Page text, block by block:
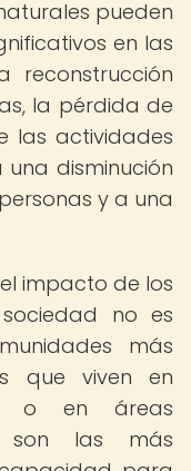
pueden
en las
reconstrucción
la pérdida de
las actividades
disminución
y a una
impacto de los
no es
más
que viven en
o en áreas
son las más